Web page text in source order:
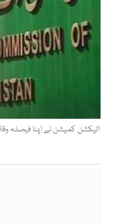
الیکشن کمیشن نے اپنا فیصلہ